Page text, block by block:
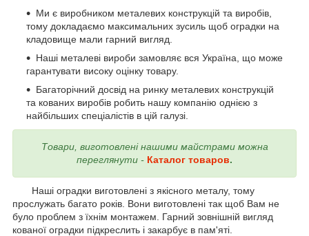
Ми є виробником металевих конструкцій та виробів,
тому докладаємо максимальних зусиль щоб оградки на
кладовище мали гарний вигляд.
Наші металеві вироби замовляє вся Україна, що може
гарантувати високу оцінку товару.
Багаторічний досвід на ринку металевих конструкцій
та кованих виробів робить нашу компанію однією з
найбільших спеціалістів в цій галузі.
Товари, виготовлені нашими майстрами можна
переглянути - Каталог товаров.
Наші оградки виготовлені з якісного металу, тому
прослужать багато років. Вони виготовлені так щоб Вам не
було проблем з їхнім монтажем. Гарний зовнішній вигляд
кованої оградки підкреслить і закарбує в пам'яті.